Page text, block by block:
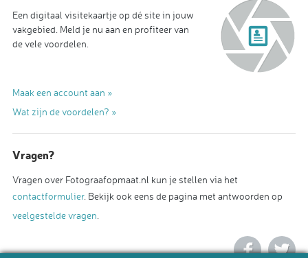
Een digitaal visitekaartje op dé site in jouw
vakgebied. Meld je nu aan en profiteer van
de vele voordelen.
Maak een account aan »
Wat zijn de voordelen? »
Vragen?
Vragen over Fotograafopmaat.nl kun je stellen via het
contactformulier. Bekijk ook eens de pagina met antwoorden op
veelgestelde vragen